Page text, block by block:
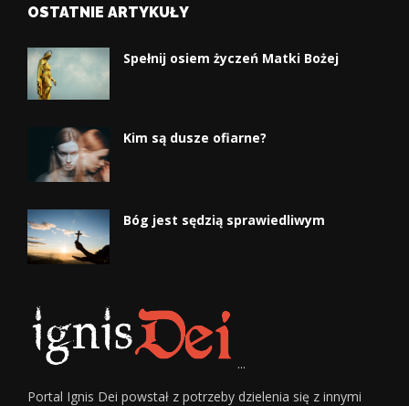
OSTATNIE ARTYKUŁY
Spełnij osiem życzeń Matki Bożej
Kim są dusze ofiarne?
Bóg jest sędzią sprawiedliwym
...
Portal Ignis Dei powstał z potrzeby dzielenia się z innymi